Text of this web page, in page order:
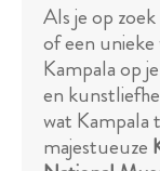
Als je op
of een
Kampala op
en
wat Kampala
majestueuze